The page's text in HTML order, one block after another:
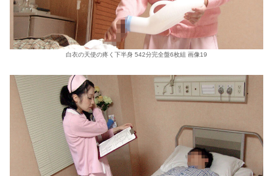
白衣の天使の疼く下半身 542分完全盤6枚組 画像19